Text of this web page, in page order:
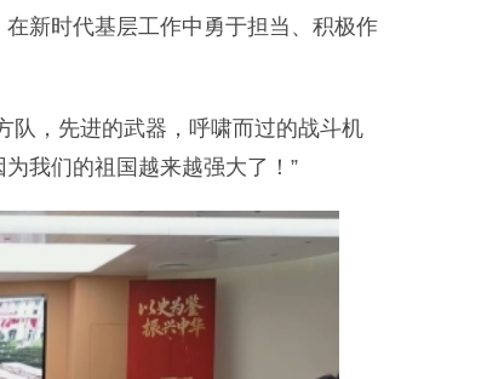
新时代基层工作中勇于担当、积极作
，先进的武器，呼啸而过的战斗机
我们的祖国越来越强大了！”